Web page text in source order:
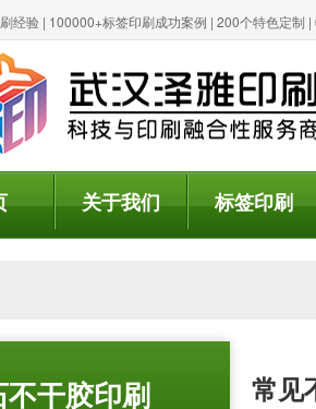
经验 | 100000+标签印刷成功案例 | 200个特色定制
关于我们 标签印刷
不干胶印刷 常见